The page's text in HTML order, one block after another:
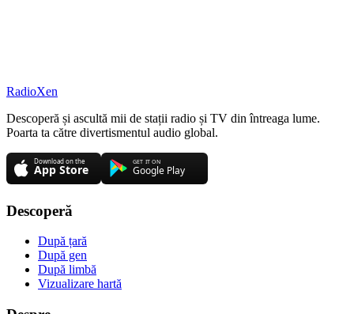
RadioXen
Descoperă și ascultă mii de stații radio și TV din întreaga lume.
Poarta ta către divertismentul audio global.
Descoperă
După țară
După gen
După limbă
Vizualizare hartă